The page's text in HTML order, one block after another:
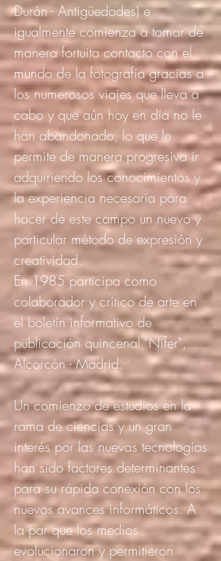
Durán - Antigüedades) e
igualmente comienza a tomar de
manera fortuita contacto con el
mundo de la fotografía gracias a
los numerosos viajes que lleva a
cabo y que aún hoy en día no le
han abandonado, lo que le
permite de manera progresiva ir
adquiriendo los conocimientos y
la experiencia necesaria para
hacer de este campo un nuevo y
particular método de expresión y
creatividad.
En 1985 participa como
colaborador y crítico de arte en
el boletín informativo de
publicación quincenal "Nifer",
Alcorcón - Madrid.
Un comienzo de estudios en la
rama de ciencias y un gran
interés por las nuevas tecnologías
han sido factores determinantes
para su rápida conexión con los
nuevos avances informáticos. A
la par que los medios
evolucionaron y permitieron